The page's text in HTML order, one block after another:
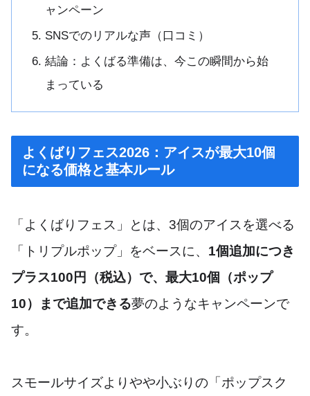
ャンペーン
SNSでのリアルな声（口コミ）
結論：よくばる準備は、今この瞬間から始
まっている
よくばりフェス2026：アイスが最大10個
になる価格と基本ルール
「よくばりフェス」とは、3個のアイスを選べる
「トリプルポップ」をベースに、 1個追加につき
プラス100円（税込）で、最大10個（ポップ
10）まで追加できる夢のようなキャンペーンで
す。
スモールサイズよりやや小ぶりの「ポップスク